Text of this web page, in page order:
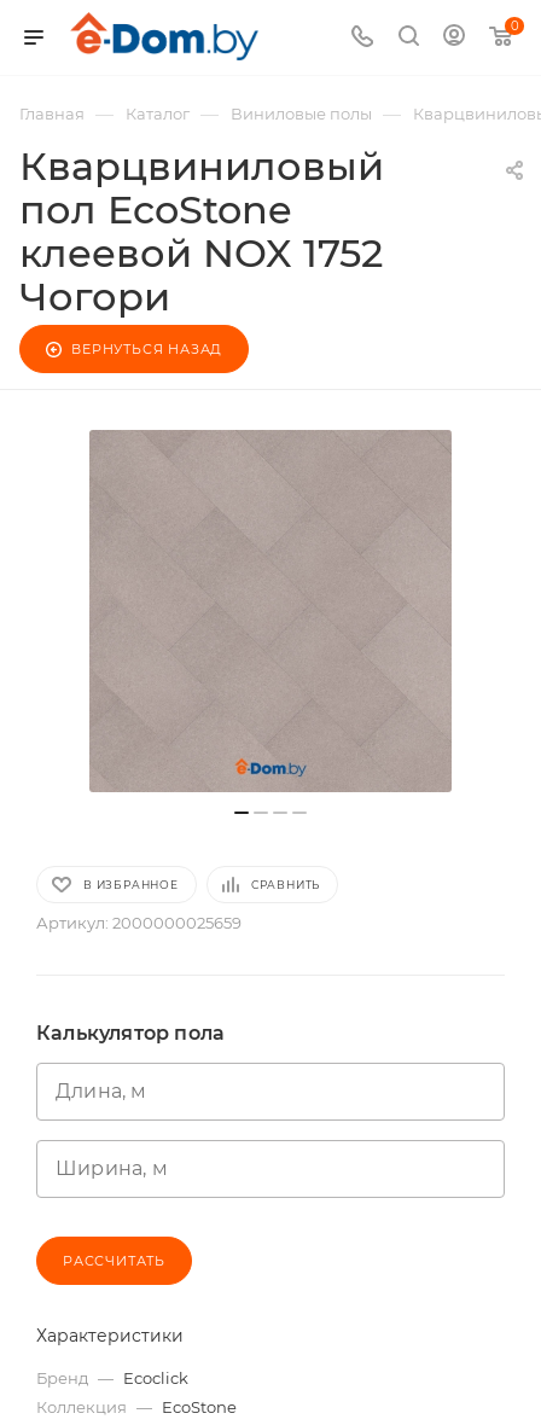
0
Главная — Каталог — Виниловые полы —
Кварцвиниловый
пол EcoStone
клеевой NOX 1752
Чогори
ВЕРНУТЬСЯ НАЗАД
В ИЗБРАННОЕ СРАВНИТЬ
Артикул: 2000000025659
Калькулятор пола
Длина, м
Ширина, м
РАССЧИТАТЬ
Характеристики
Бренд — Ecoclick
Коллекция — EcoStone